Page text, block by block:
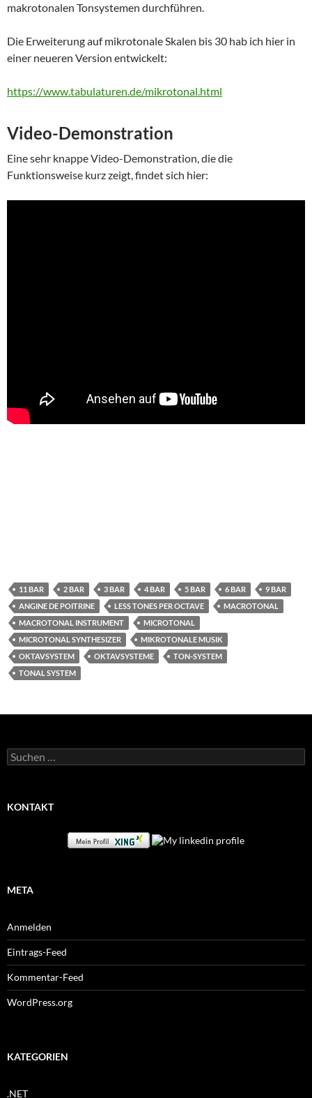
makrotonalen Tonsystemen durchführen.
Die Erweiterung auf mikrotonale Skalen bis 30 hab ich hier in
einer neueren Version entwickelt:
https://www.tabulaturen.de/mikrotonal.html
Video-Demonstration
Eine sehr knappe Video-Demonstration, die die
Funktionsweise kurz zeigt, findet sich hier:
11 BAR 2 BAR 3 BAR 4 BAR 5 BAR 6 BAR
9 BAR
ANGINE DE POITRINE
LESS TONES PER OCTAVE
MACROTONAL
MACROTONAL INSTRUMENT
MICROTONAL
MICROTONAL SYNTHESIZER
MIKROTONALE MUSIK
OKTAVSYSTEM
OKTAVSYSTEME
TON-SYSTEM
TONAL SYSTEM
Suchen
nach:
KONTAKT
META
Anmelden
Eintrags-Feed
Kommentar-Feed
WordPress.org
KATEGORIEN
.NET